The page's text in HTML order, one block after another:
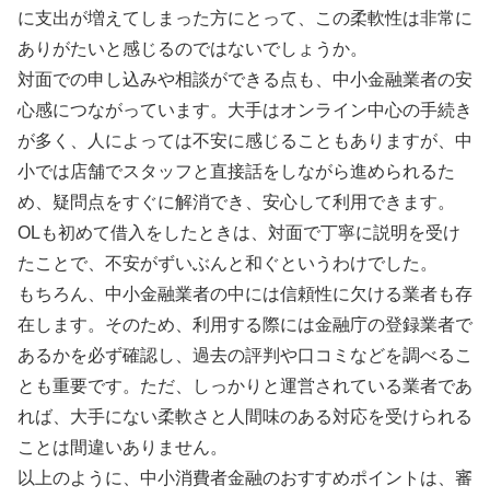
に支出が増えてしまった方にとって、この柔軟性は非常に
ありがたいと感じるのではないでしょうか。
対面での申し込みや相談ができる点も、中小金融業者の安
心感につながっています。大手はオンライン中心の手続き
が多く、人によっては不安に感じることもありますが、中
小では店舗でスタッフと直接話をしながら進められるた
め、疑問点をすぐに解消でき、安心して利用できます。
OLも初めて借入をしたときは、対面で丁寧に説明を受け
たことで、不安がずいぶんと和ぐというわけでした。
もちろん、中小金融業者の中には信頼性に欠ける業者も存
在します。そのため、利用する際には金融庁の登録業者で
あるかを必ず確認し、過去の評判や口コミなどを調べるこ
とも重要です。ただ、しっかりと運営されている業者であ
れば、大手にない柔軟さと人間味のある対応を受けられる
ことは間違いありません。
以上のように、中小消費者金融のおすすめポイントは、審